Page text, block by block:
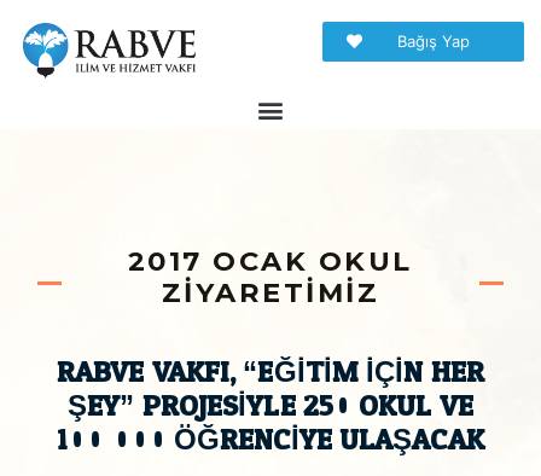
Bağış Yap
2017 OCAK OKUL
ZİYARETİMİZ​​
RABVE VAKFI, “EĞİTİM İÇİN HER
ŞEY” PROJESİYLE 250 OKUL VE
100.000 ÖĞRENCİYE ULAŞACAK​